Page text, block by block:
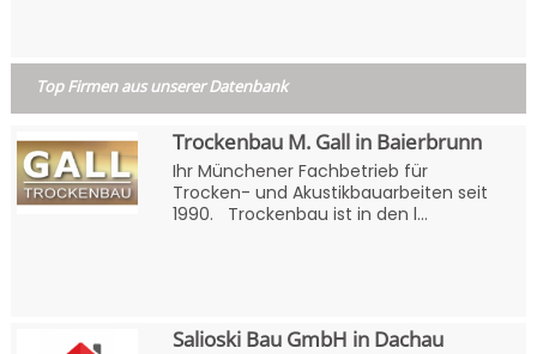
Top Firmen aus unserer Datenbank
Trockenbau M. Gall in Baierbrunn
Ihr Münchener Fachbetrieb für
Trocken- und Akustikbauarbeiten seit
1990. Trockenbau ist in den l...
Salioski Bau GmbH in Dachau